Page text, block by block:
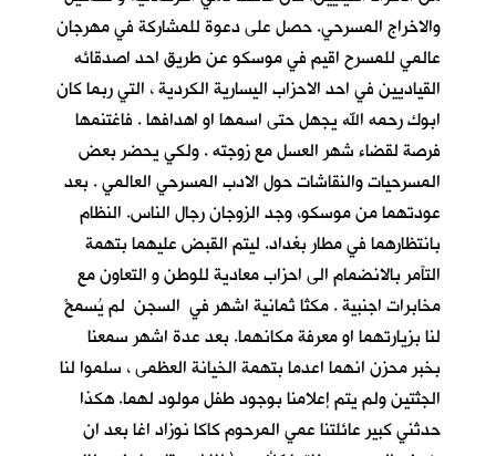
والاخراج المسرحي. حصل على دعوة للمشاركة في مهرجان
عالمي للمسرح اقيم في موسكو عن طريق احد اصدقائه
القياديين في احد الاحزاب اليسارية الكردية ، التي ربما كان
ابوك رحمه الله يجهل حتى اسمها او اهدافها . فاغتنمها
فرصة لقضاء شهر العسل مع زوجته . ولكي يحضر بعض
المسرحيات والنقاشات حول الادب المسرحي العالمي . بعد
عودتهما من موسكو، وجد الزوجان رجال الناس. النظام
بانتظارهما في مطار بغداد. ليتم القبض عليهما بتهمة
التآمر بالانضمام الى احزاب معادية للوطن و التعاون مع
مخابرات اجنبية . مكثا ثمانية اشهر في السجن لم يُسمحْ
لنا بزيارتهما او معرفة مكانهما. بعد عدة اشهر سمعنا
بخبر محزن انهما اعدما بتهمة الخيانة العظمى ، سلموا لنا
الجثتين ولم يتم إعلامنا بوجود طفل مولود لهما. هكذا
حدثني كبير عائلتنا عمي المرحوم كاكا نوزاد اغا بعد ان